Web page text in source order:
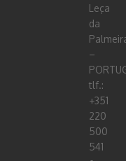
Leça
da
–
tlf.:
+351
220
500
541